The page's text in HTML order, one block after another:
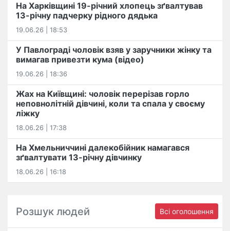
На Харківщині 19-річний хлопець​ ️зґвалтував
13-річну падчерку рідного дядька
19.06.26 | 18:53
У Павлограді чоловік взяв у заручники жінку та
вимагав привезти кума (відео)
19.06.26 | 18:36
Жах на Київщині: чоловік перерізав горло
неповнолітній дівчині, коли та спала у своєму
ліжку
18.06.26 | 17:38
На Хмельниччині далекобійник намагався
зґвалтувати 13-річну дівчинку
18.06.26 | 16:18
Розшук людей Всі оголошення